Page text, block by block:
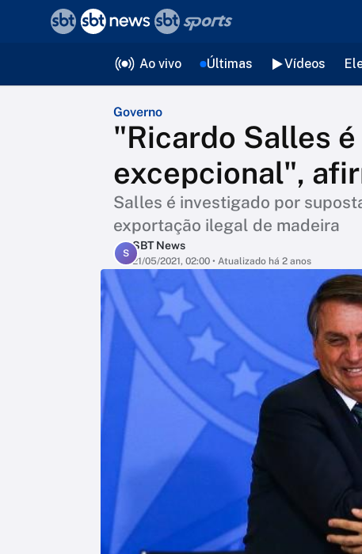
Ao vivo Últimas Vídeos
Governo
"Ricardo Salles
excepcional",
Salles é investigado por
exportação ilegal de madeira
S
SBT News
21/05/2021, 02:00 • Atualizado há 2 anos
voltar
Editorias